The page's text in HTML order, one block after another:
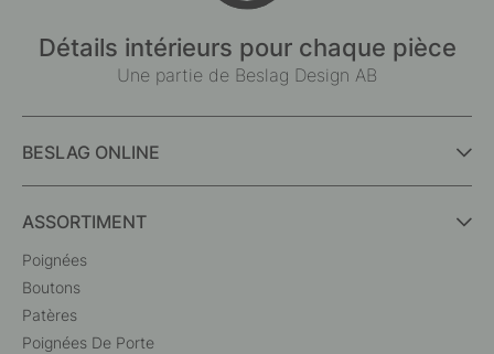
Détails intérieurs pour chaque pièce
Une partie de Beslag Design AB
BESLAG ONLINE
ASSORTIMENT
Poignées
Boutons
Patères
Poignées De Porte